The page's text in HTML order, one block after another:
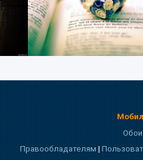
Правообладателям|